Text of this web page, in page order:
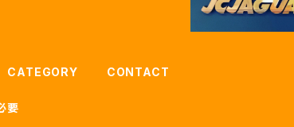
CATEGORY CONTACT
要